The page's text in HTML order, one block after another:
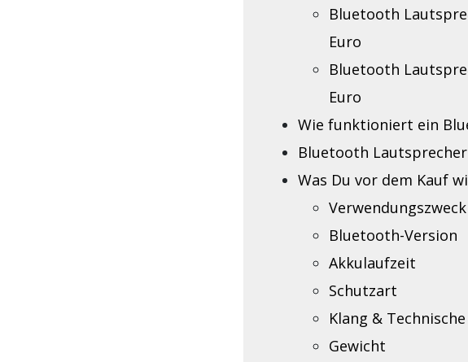
Bluetooth
Euro
Bluetooth
Euro
Wie funktioniert ein
Bluetooth
Was Du vor dem Kauf
Verwendungszweck
Bluetooth-Version
Akkulaufzeit
Schutzart
Klang &
Gewicht